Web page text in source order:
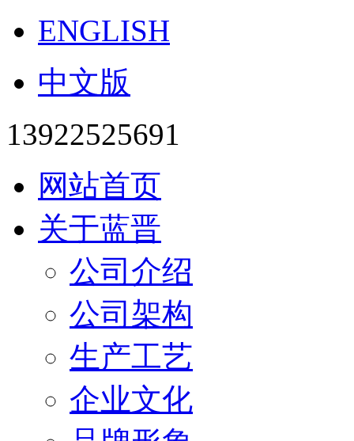
ENGLISH
中文版
13922525691
网站首页
关于蓝晋
公司介绍
公司架构
生产工艺
企业文化